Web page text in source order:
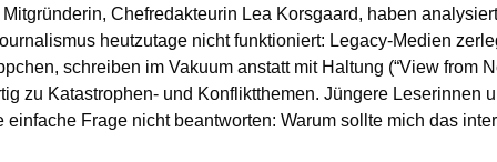
Chefredakteurin Lea Korsgaard, haben
heutzutage nicht funktioniert: Legacy-Medien
schreiben im Vakuum anstatt mit Haltung (“View from
zu Katastrophen- und Konfliktthemen. Jüngere Leserinnen
einfache Frage nicht beantworten: Warum sollte mich das